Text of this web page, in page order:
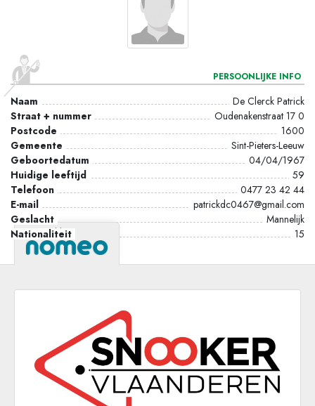
PERSOONLIJKE INFO
Naam
De Clerck Patrick
Straat + nummer
Oudenakenstraat 17 0
Postcode
1600
Gemeente
Sint-Pieters-Leeuw
Geboortedatum
04/04/1967
Huidige leeftijd
59
Telefoon
0477 23 42 44
E-mail
patrickdc0467@gmail.com
Geslacht
Mannelijk
Nationaliteit
15
Powered by